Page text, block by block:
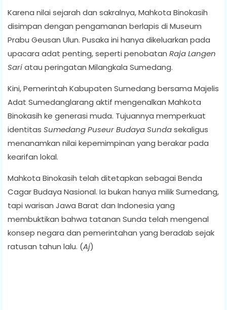
Karena nilai sejarah dan sakralnya, Mahkota Binokasih
disimpan dengan pengamanan berlapis di Museum
Prabu Geusan Ulun. Pusaka ini hanya dikeluarkan pada
upacara adat penting, seperti penobatan Raja Langen
Sariatau peringatan Milangkala Sumedang.
Kini, Pemerintah Kabupaten Sumedang bersama Majelis
Adat Sumedanglarang aktif mengenalkan Mahkota
Binokasih ke generasi muda. Tujuannya memperkuat
identitas Sumedang Puseur Budaya Sundasekaligus
menanamkan nilai kepemimpinan yang berakar pada
kearifan lokal.
Mahkota Binokasih telah ditetapkan sebagai Benda
Cagar Budaya Nasional. Ia bukan hanya milik Sumedang,
tapi warisan Jawa Barat dan Indonesia yang
membuktikan bahwa tatanan Sunda telah mengenal
konsep negara dan pemerintahan yang beradab sejak
ratusan tahun lalu. (Aj)